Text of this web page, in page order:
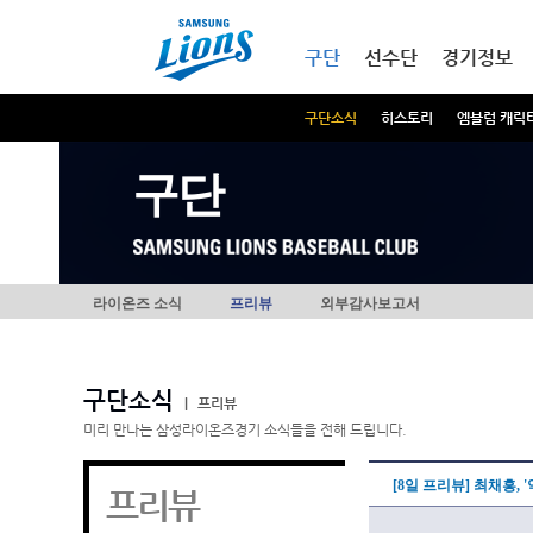
구단
구단소식 히스토리 엠블럼 캐릭
선수단 경기정보
구단
라이온즈 소식 프리뷰 외부감사보고서
구단소식
프리뷰
미리 만나는 삼성라이온즈경기 소식들을 전해 드립니다.
프리뷰 [8일 프리뷰] 최채흥, '